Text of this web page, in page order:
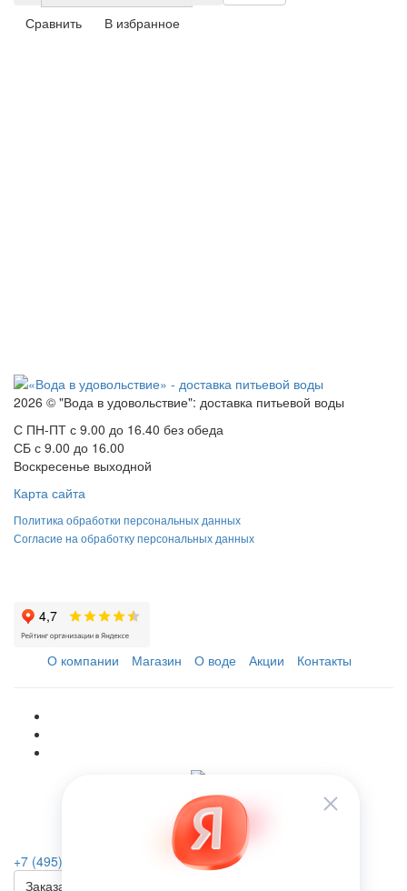
Сравнить
В избранное
2026 © "Вода в удовольствие": доставка питьевой воды
С ПН-ПТ с 9.00 до 16.40 без обеда
СБ с 9.00 до 16.00
Воскресенье выходной
Карта сайта
Политика обработки персональных данных
Согласие на обработку персональных данных
О компании Магазин О воде Акции Контакты
+7 (495) 223-46-26
Заказать звонок